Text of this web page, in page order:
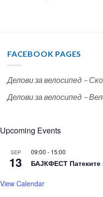
FACEBOOK PAGES
Делови за велосипед –
Делови за велосипед –
Upcoming Events
SEP
13
09:00 - 15:00
БАЈКФЕСТ Патеките
View Calendar